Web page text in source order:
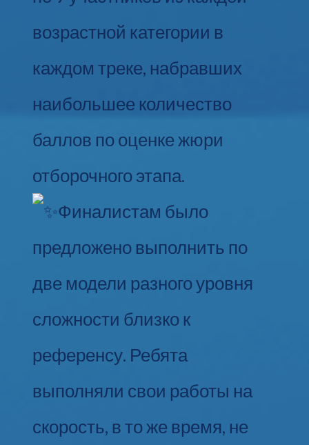
возрастной категории в
каждом треке, набравших
наибольшее количество
баллов по оценке жюри
отборочного этапа.
Финалистам было
предложено выполнить по
две модели разного уровня
сложности близко к
референсу. Ребята
выполняли свои работы на
скорость, в то же время, не